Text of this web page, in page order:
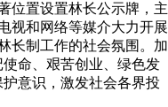
位置设置林长公示牌，主
视和网络等媒介大力开展
长制工作的社会氛围。加
命、艰苦创业、绿色发
意识，激发社会各界投